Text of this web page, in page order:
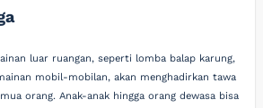
luar ruangan, seperti lomba balap karung,
mobil-mobilan, akan menghadirkan tawa
orang. Anak-anak hingga orang dewasa bisa